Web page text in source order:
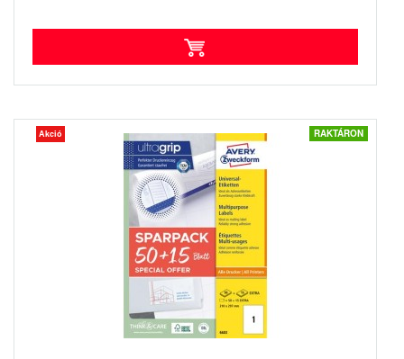
Akció RAKTÁRON